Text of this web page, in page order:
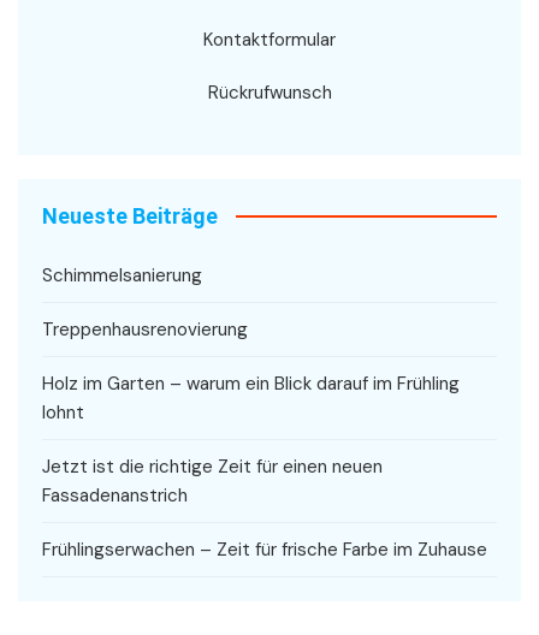
Kontaktformular
Rückrufwunsch
Neueste Beiträge
Schimmelsanierung
Treppenhausrenovierung
Holz im Garten – warum ein Blick darauf im Frühling
lohnt
Jetzt ist die richtige Zeit für einen neuen
Fassadenanstrich
Frühlingserwachen – Zeit für frische Farbe im Zuhause